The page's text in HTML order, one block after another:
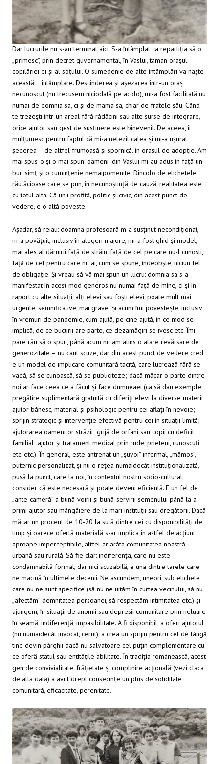
Dar lucrurile nu s-au terminat aici. S-a întâmplat ca repartiția să o
„primesc”, prin decret guvernamental, în Vaslui, taman orașul
copilăriei ei și al soțului. O sumedenie de alte întâmplări va naște
această …întâmplare. Descinderea și așezarea într-un oraș
necunoscut (nu trecusem niciodată pe acolo), mi-a fost facilitată nu
numai de domnia sa, ci și de mama sa, chiar de fratele său. Când
te trezești într-un areal fără rădăcini sau alte surse de integrare,
orice ajutor sau gest de susținere este binevenit. De aceea, îi
mulțumesc pentru faptul că mi-a netezit calea și mi-a ușurat
șederea – de altfel frumoasă și spornică, în orașul de adopție. Am
mai spus-o și o mai spun: oamenii din Vaslui mi-au adus în față un
bun simț și o cumințenie nemaipomenite. Dincolo de etichetele
răutăcioase care se pun, în necunoștință de cauză, realitatea este
cu totul alta. Că unii profită, politic și civic, din acest punct de
vedere, e o altă poveste.
Așadar, să reiau: doamna profesoară m-a susținut necondiționat,
m-a povățuit, inclusiv în alegeri majore, mi-a fost ghid și model,
mai ales al dăruirii față de străin, față de cel pe care nu-l cunoști,
față de cel pentru care nu ai, cum se spune, îndeobște, niciun fel
de obligație. Și vreau să vă mai spun un lucru: domnia sa s-a
manifestat în acest mod generos nu numai față de mine, ci și în
raport cu alte situații, alți elevi sau foști elevi, poate mult mai
urgente, semnificative, mai grave. Și acum îmi povestește, inclusiv
în vremuri de pandemie, cum ajută, pe cine ajută, în ce mod se
implică, de ce bucurii are parte, ce dezamăgiri se ivesc etc. Îmi
pare rău să o spun, până acum nu am atins o atare revărsare de
generozitate – nu caut scuze, dar din acest punct de vedere cred
e un model de implicare comunitară tacită, care lucrează fără se
vadă, să se cunoască, să se publiciteze; dacă măcar o parte dintre
noi ar face ceea ce a făcut și face dumneaei (ca să dau exemple:
pregătire suplimentară gratuită cu diferiți elevi la diverse materii;
ajutor bănesc, material și psihologic pentru cei aflați în nevoie;
sprijin strategic și intervenție efectivă pentru cei în situații limită;
ajutorarea oamenilor străzii; grijă de orfani sau copii cu deficit
familial; ajutor și tratament medical prin rude, prieteni, cunoscuți
etc. etc.). În general, este antrenat un „șuvoi” informal, „mămos”,
puternic personalizat, și nu o rețea numaidecât instituționalizată,
pusă la punct, care la noi, în contextul nostru socio-cultural,
consider că este necesară și poate deveni eficientă. E un fel de
„ante-cameră” a bună-voirii și bună-servirii semenului până la a
primi ajutor sau mângâiere de la mari instituții sau dregătorii. Dacă
măcar un procent de 10-20 la sută dintre cei cu disponibilități de
timp și oarece ofertă materială s-ar implica în astfel de acțiuni
aproape imperceptibile, altfel ar arăta comunitatea noastră
urbană sau rurală. Să fie clar: indiferența, care nu este
condamnabilă formal, dar nici scuzabilă, e una dintre tarele care
ne macină în ultimele decenii. Ne ascundem, uneori, sub etichete
care nu ne sunt specifice (să nu ne uităm în curtea vecinului, să nu
„afectăm” demnitatea persoanei, să respectăm intimitatea etc.) și
ajungem, în situații de anomii sau depresii comunitare prin neluare
în seamă, indiferență, impasibilitate. A fi disponibil, a oferi ajutorul
(nu numaidecât invocat, cerut), a crea un sprijin pentru cel de lângă
tine devin pârghii dacă nu salvatoare cel puțin complementare cu
ce oferă statul sau entitățile abilitate. În tradiția românească, acest
gen de convivialitate, frățietate și complinire acțională (vezi claca
de altă dată) a avut drept consecințe un plus de soliditate
comunitară, eficacitate, perenitate.